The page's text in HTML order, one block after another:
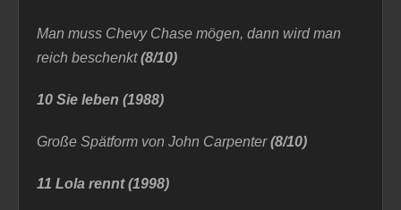
Man muss Chevy Chase mögen, dann wird man
reich beschenkt(8/10)
10 Sie leben (1988)
Große Spätform von John Carpenter(8/10)
11 Lola rennt (1998)